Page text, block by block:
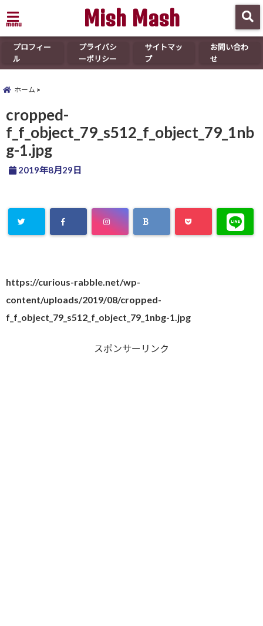
menu Mish Mash
プロフィー
ル
プライバシ
ーポリシー
サイトマッ
プ
お問い合わ
せ
ホーム
cropped-
f_f_object_79_s512_f_object_79_1nb
g-1.jpg
2019年8月29日
https://curious-rabble.net/wp-
content/uploads/2019/08/cropped-
f_f_object_79_s512_f_object_79_1nbg-1.jpg
スポンサーリンク